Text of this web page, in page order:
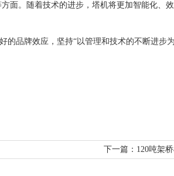
面。随着技术的进步，塔机将更加智能化、
的品牌效应，坚持“以管理和技术的不断进步
下一篇：120吨架